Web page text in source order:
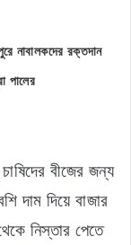
নাবালকদের রক্তদান
পালের
বীজের জন্য
দাম দিয়ে বাজার
নিস্তার পেতে